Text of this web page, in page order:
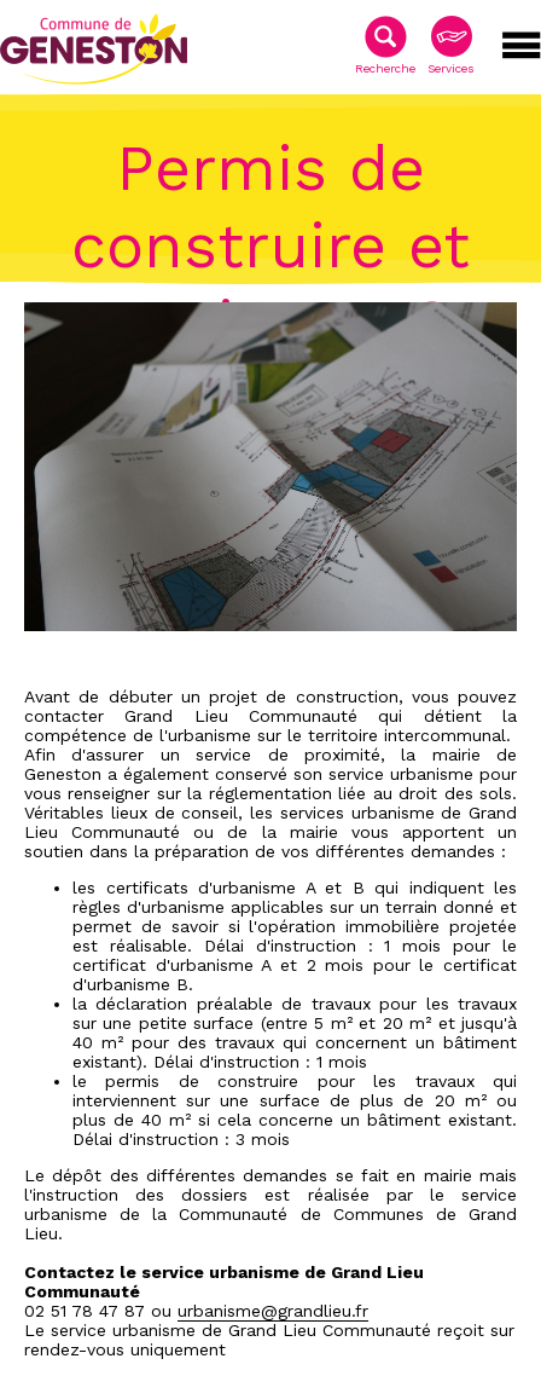
Recherche Services
Permis de
construire et
service ADS
Avant de débuter un projet de construction, vous pouvez
contacter Grand Lieu Communauté qui détient la
compétence de l'urbanisme sur le territoire intercommunal.
Afin d'assurer un service de proximité, la mairie de
Geneston a également conservé son service urbanisme pour
vous renseigner sur la réglementation liée au droit des sols.
Véritables lieux de conseil, les services urbanisme de Grand
Lieu Communauté ou de la mairie vous apportent un
soutien dans la préparation de vos différentes demandes :
les certificats d'urbanisme A et B qui indiquent les
règles d'urbanisme applicables sur un terrain donné et
permet de savoir si l'opération immobilière projetée
est réalisable. Délai d'instruction : 1 mois pour le
certificat d'urbanisme A et 2 mois pour le certificat
d'urbanisme B.
la déclaration préalable de travaux pour les travaux
sur une petite surface (entre 5 m² et 20 m² et jusqu'à
40 m² pour des travaux qui concernent un bâtiment
existant). Délai d'instruction : 1 mois
le permis de construire pour les travaux qui
interviennent sur une surface de plus de 20 m² ou
plus de 40 m² si cela concerne un bâtiment existant.
Délai d'instruction : 3 mois
Le dépôt des différentes demandes se fait en mairie mais
l'instruction des dossiers est réalisée par le service
urbanisme de la Communauté de Communes de Grand
Lieu.
Contactez le service urbanisme de Grand Lieu
Communauté
02 51 78 47 87 ou urbanisme@grandlieu.fr
Le service urbanisme de Grand Lieu Communauté reçoit sur
rendez-vous uniquement